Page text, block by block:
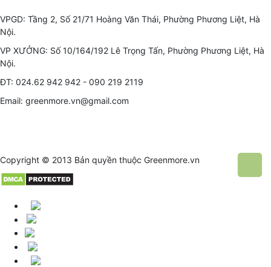
VPGD: Tầng 2, Số 21/71 Hoàng Văn Thái, Phường Phương Liệt, Hà
Nội.
VP XƯỞNG: Số 10/164/192 Lê Trọng Tấn, Phường Phương Liệt, Hà
Nội.
ĐT: 024.62 942 942 - 090 219 2119
Email: greenmore.vn@gmail.com
Copyright © 2013 Bản quyền thuộc Greenmore.vn